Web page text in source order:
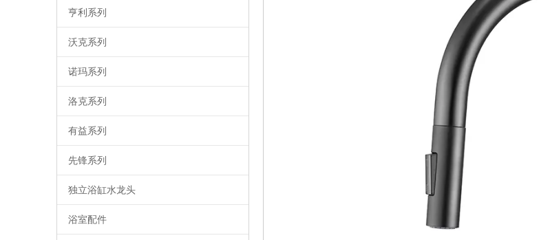
亨利系列
沃克系列
诺玛系列
洛克系列
有益系列
先锋系列
独立浴缸水龙头
浴室配件